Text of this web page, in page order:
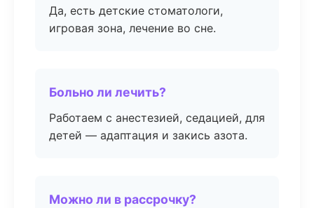
Да, есть детские стоматологи,
игровая зона, лечение во сне.
Больно ли лечить?
Работаем с анестезией, седацией, для
детей — адаптация и закись азота.
Можно ли в рассрочку?